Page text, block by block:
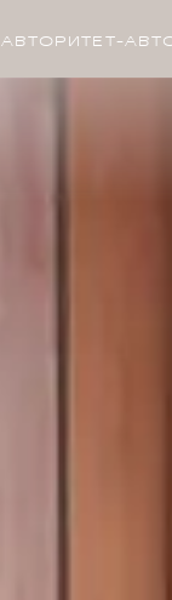
АВТОРИТЕТ-